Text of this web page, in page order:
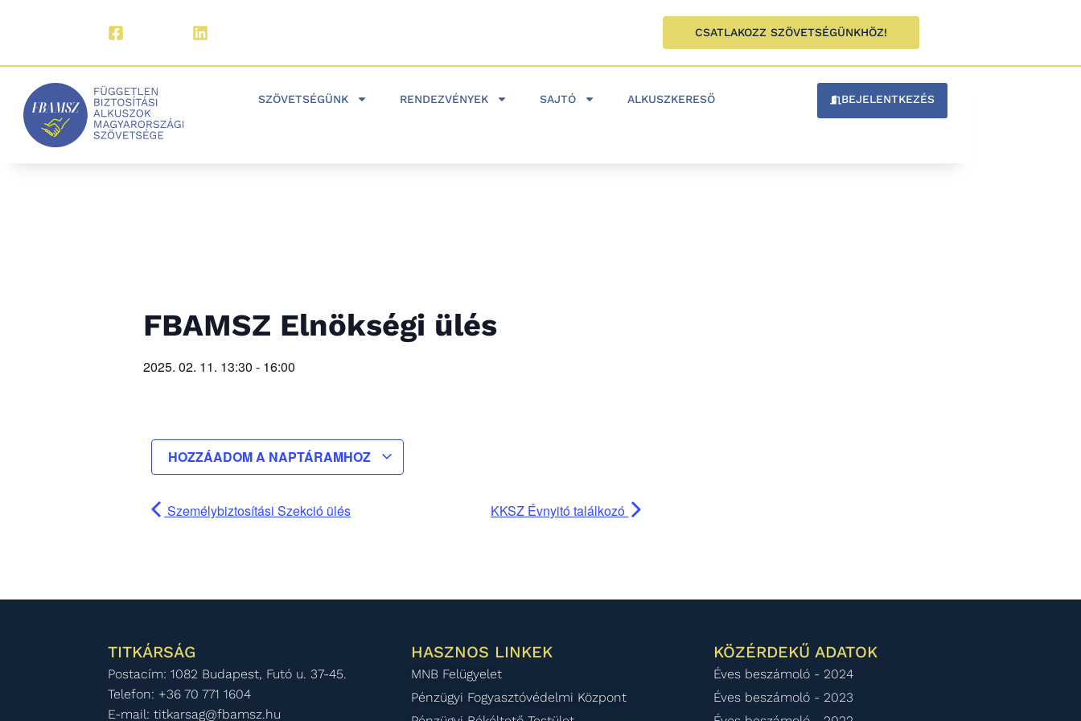
CSATLAKOZZ SZÖVETSÉGÜNKHÖZ!
SZÖVETSÉGÜNK RENDEZVÉNYEK SAJTÓ ALKUSZKERESŐ BEJELENTKEZÉS
FBAMSZ Elnökségi ülés
2025. 02. 11. 13:30 - 16:00
HOZZÁADOM A NAPTÁRAMHOZ
Személybiztosítási Szekció ülés KKSZ Évnyitó találkozó
TITKÁRSÁG
Postacím: 1082 Budapest, Futó u. 37-45.
Telefon: +36 70 771 1604
E-mail: titkarsag@fbamsz.hu
HASZNOS LINKEK
MNB Felügyelet
Pénzügyi Fogyasztóvédelmi Központ
KÖZÉRDEKŰ ADATOK
Éves beszámoló - 2024
Éves beszámoló - 2023